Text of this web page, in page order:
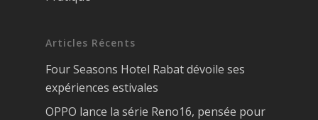
Articles Récents
Four Seasons Hotel Rabat dévoile ses
expériences estivales
OPPO lance la série Reno16, pensée pour